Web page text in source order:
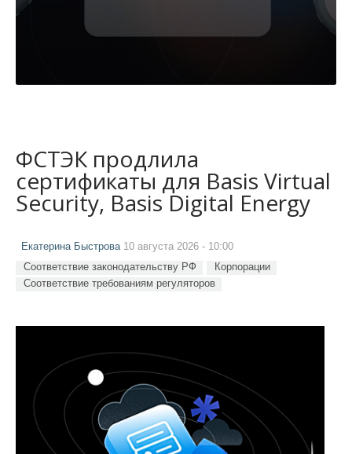
ФСТЭК продлила
сертификаты для Basis Virtual
Security, Basis Digital Energy
Екатерина Быстрова10 августа 2026 - 10:00
Соответствие законодательству РФ
Корпорации
Соответствие требованиям регуляторов